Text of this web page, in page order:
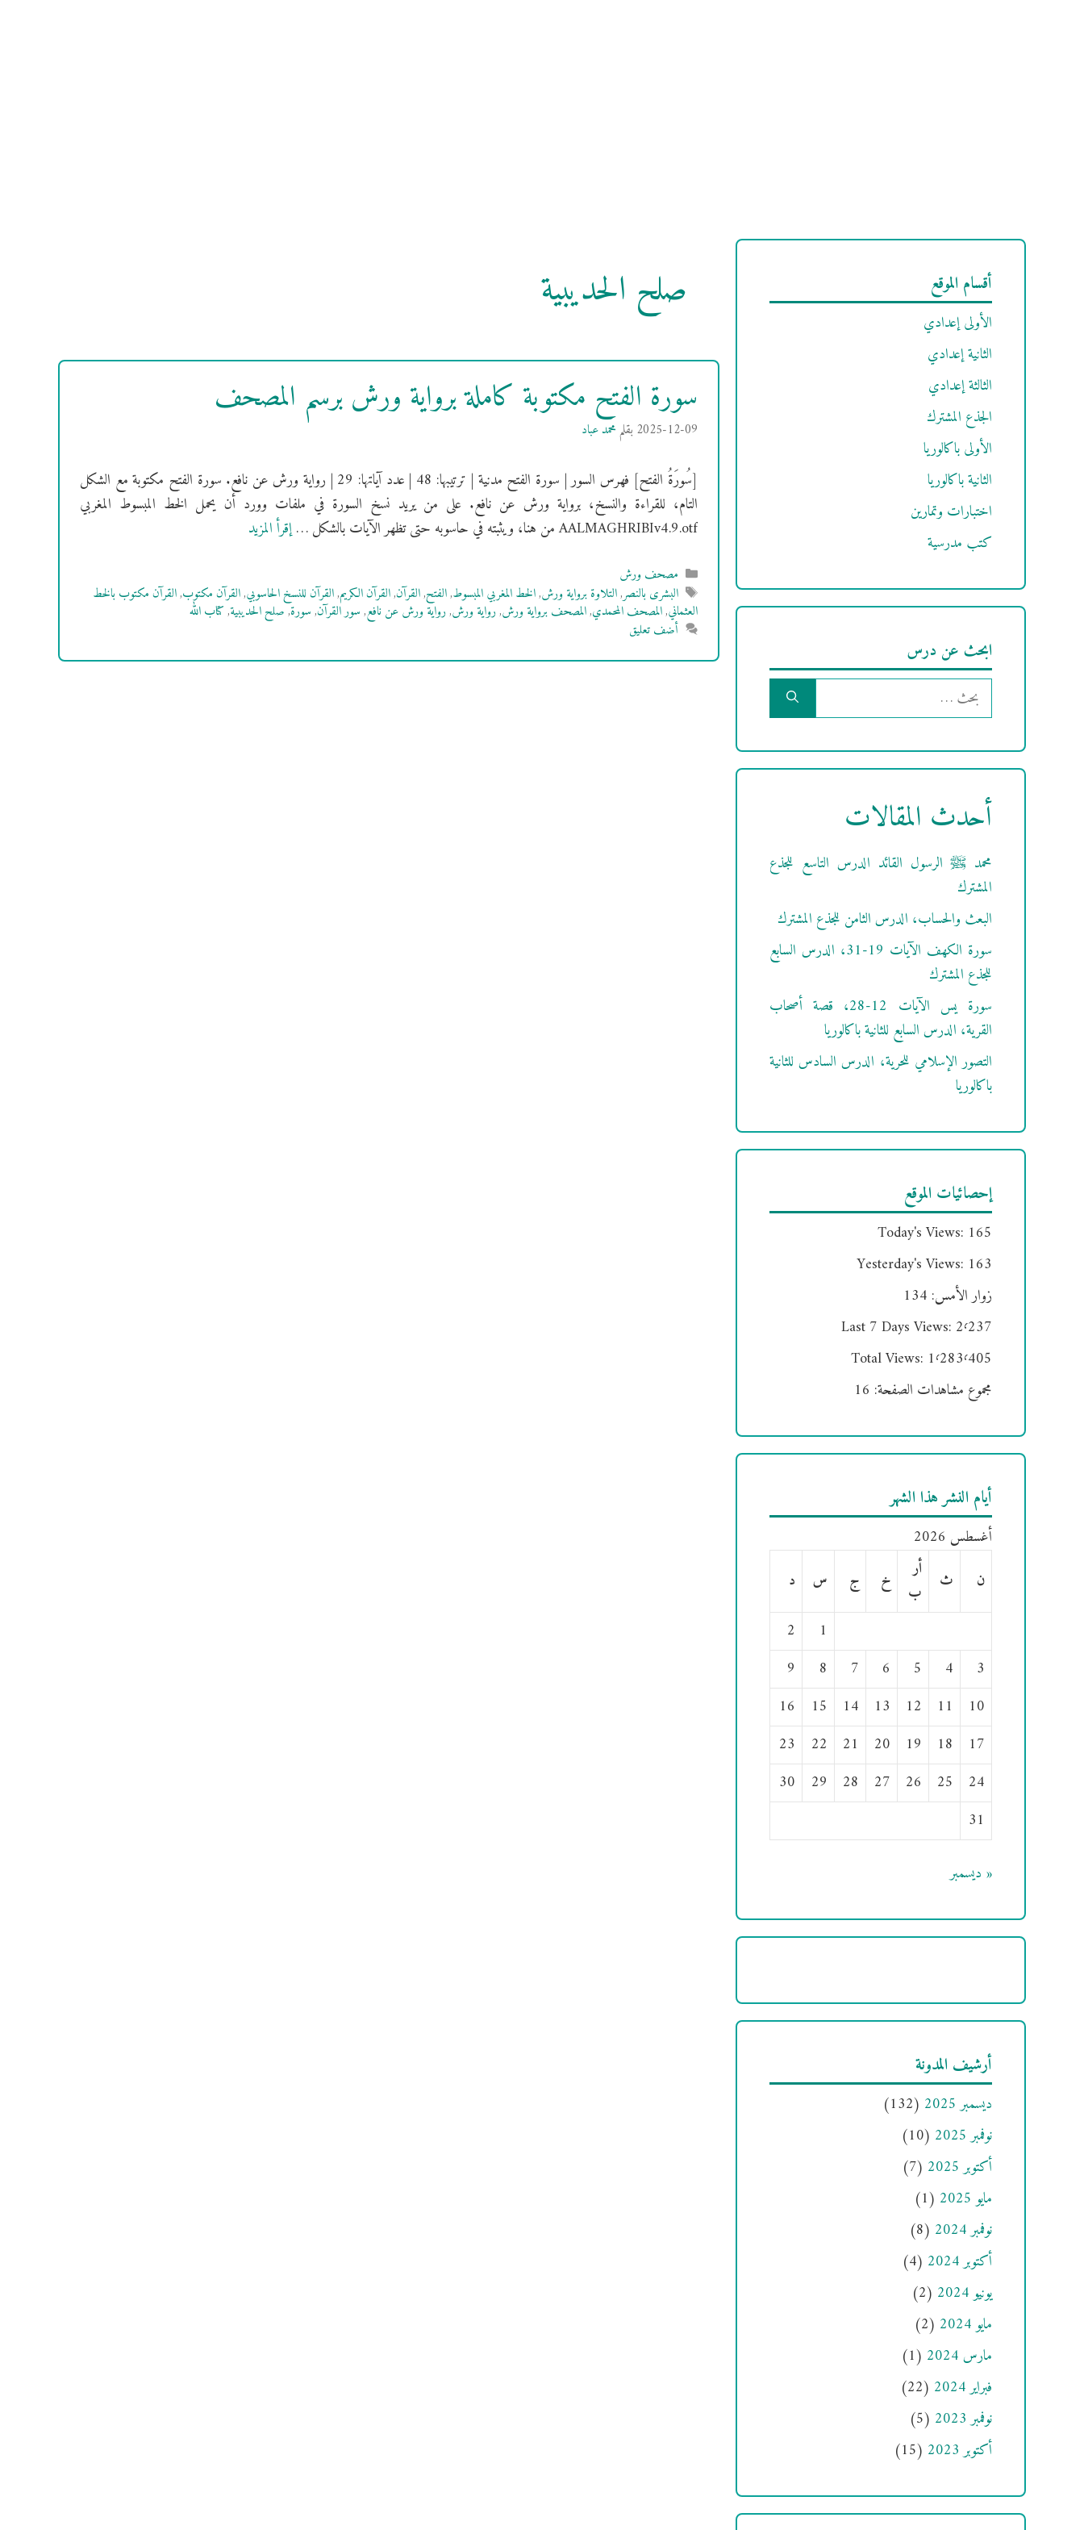
صلح الحديبية
سورة الفتح مكتوبة كاملة برواية ورش برسم المصحف
2025-12-09 بقلممحمد عباد
[سُورَةُ الفتح] فهرس السور | سورة الفتح مدنية | ترتيبها: 48 | عدد آياتها: 29 | رواية ورش عن نافع. سورة الفتح مكتوبة مع الشكل
التام، للقراءة والنسخ، برواية ورش عن نافع. على من يريد نسخ السورة في ملفات وورد أن يحمل الخط المبسوط المغربي
AALMAGHRIBIv4.9.otf من هنا، ويثبته في حاسوبه حتى تظهر الآيات بالشكل …
إقرأ المزيد
التصنيفات
مصحف ورش
الوسوم
البشرى بالنصر,التلاوة برواية ورش,الخط المغربي المبسوط,الفتح,القرآن,القرآن الكريم,القرآن للنسخ الحاسوبي,القرآن مكتوب,القرآن مكتوب بالخط
العثماني,المصحف المحمدي,المصحف برواية ورش,رواية ورش,رواية ورش عن نافع,سور القرآن,سورة,صلح الحديبية,كتاب الله
أضف تعليق
أقسام الموقع
الأولى إعدادي
الثانية إعدادي
الثالثة إعدادي
الجذع المشترك
الأولى باكالوريا
الثانية باكالوريا
اختبارات وتمارين
كتب مدرسية
ابحث عن درس
البحث
عن:
أحدث المقالات
محمد ﷺ الرسول القائد الدرس التاسع للجذع
المشترك
البعث والحساب، الدرس الثامن للجذع المشترك
سورة الكهف الآيات 19-31، الدرس السابع
للجذع المشترك
سورة يس الآيات 12-28، قصة أصحاب
القرية، الدرس السابع للثانية باكالوريا
التصور الإسلامي للحرية، الدرس السادس للثانية
باكالوريا
إحصائيات الموقع
Today's Views: 165
Yesterday's Views: 163
زوار الأمس: 134
Last 7 Days Views: 2٬237
Total Views: 1٬283٬405
مجموع مشاهدات الصفحة: 16
أيام النشر هذا الشهر
أغسطس 2026
ن
ث
أر
ب
خ ج س
د
1
2
3
4
5
6
7
8
9
10
11
12
13
14
15
16
17
18
19
20
21
22
23
24
25
26
27
28
29
30
31
« ديسمبر
أرشيف المدونة
ديسمبر 2025
(132)
نوفمبر 2025
(10)
أكتوبر 2025
(7)
مايو 2025
(1)
نوفمبر 2024
(8)
أكتوبر 2024
(4)
يونيو 2024
(2)
مايو 2024
(2)
مارس 2024
(1)
فبراير 2024
(22)
نوفمبر 2023
(5)
أكتوبر 2023
(15)